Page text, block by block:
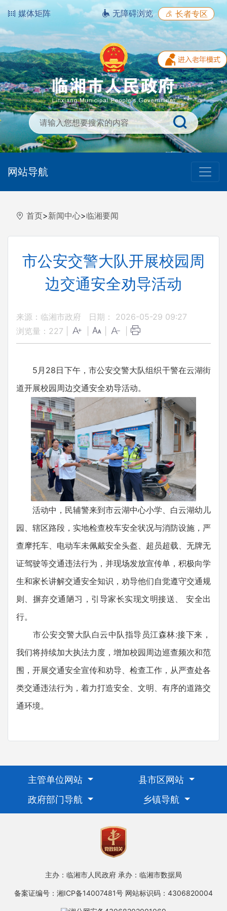
媒体矩阵 无障碍浏览 长者专区
网站导航
首页>新闻中心>临湘要闻
市公安交警大队开展校园周
边交通安全劝导活动
来源：临湘市政府
日期： 2026-05-29 09:27
浏览量： 227
5月28日下午，市公安交警大队组织干警在云湖街
道开展校园周边交通安全劝导活动。
活动中，民辅警来到市云湖中心小学、白云湖幼儿
园、辖区路段，实地检查校车安全状况与消防设施，严
查摩托车、电动车未佩戴安全头盔、超员超载、无牌无
证驾驶等交通违法行为，并现场发放宣传单，积极向学
生和家长讲解交通安全知识，劝导他们自觉遵守交通规
则、摒弃交通陋习，引导家长实现文明接送、 安全出
行。
市公安交警大队白云中队指导员江森林:接下来，
我们将持续加大执法力度，增加校园周边巡查频次和范
围，开展交通安全宣传和劝导、检查工作，从严查处各
类交通违法行为，着力打造安全、文明、有序的道路交
通环境。
主管单位网站
县市区网站
政府部门导航
乡镇导航
主办：临湘市人民政府 承办：临湘市数据局
备案证编号：湘ICP备14007481号 网站标识码：4306820004